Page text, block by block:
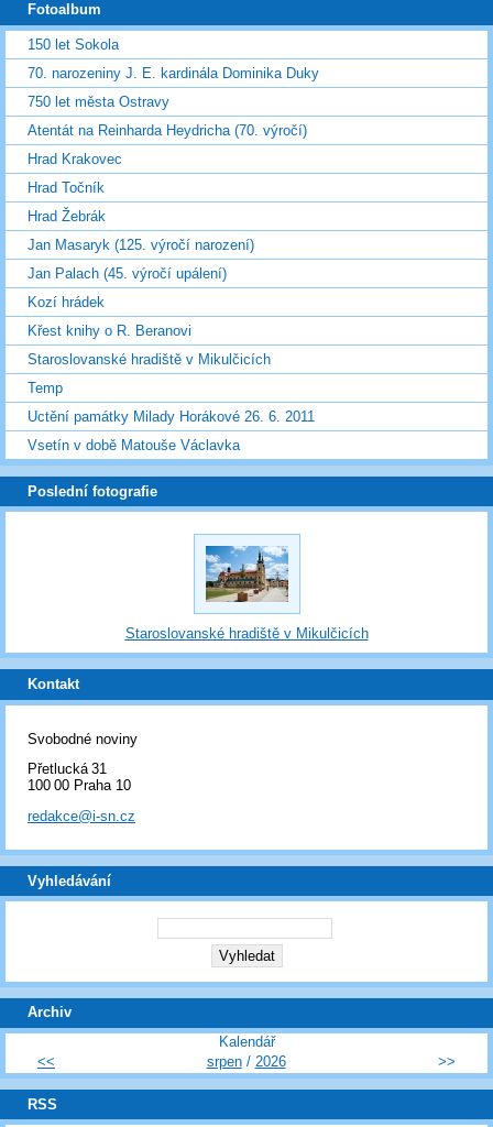
Fotoalbum
150 let Sokola
70. narozeniny J. E. kardinála Dominika Duky
750 let města Ostravy
Atentát na Reinharda Heydricha (70. výročí)
Hrad Krakovec
Hrad Točník
Hrad Žebrák
Jan Masaryk (125. výročí narození)
Jan Palach (45. výročí upálení)
Kozí hrádek
Křest knihy o R. Beranovi
Staroslovanské hradiště v Mikulčicích
Temp
Uctění památky Milady Horákové 26. 6. 2011
Vsetín v době Matouše Václavka
Poslední fotografie
Staroslovanské hradiště v Mikulčicích
Kontakt
Svobodné noviny
Přetlucká 31
100 00 Praha 10
redakce@i-sn.cz
Vyhledávání
Archiv
Kalendář
<<
srpen/ 2026 >>
RSS